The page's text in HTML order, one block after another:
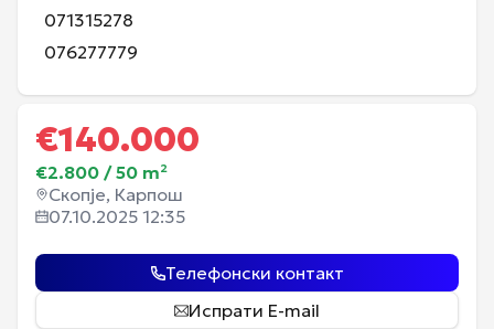
071315278
076277779
€140.000
€2.800 /50 m²
Скопје, Карпош
07.10.2025 12:35
Телефонски контакт
Испрати E-mail